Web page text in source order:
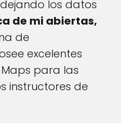
los datos
de mi abiertas,
de
excelentes
para las
instructores de